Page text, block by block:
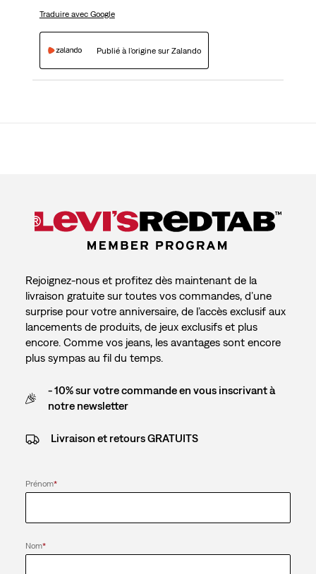
Traduire avec Google
Publié à l'origine sur Zalando
Rejoignez-nous et profitez dès maintenant de la
livraison gratuite sur toutes vos commandes, d’une
surprise pour votre anniversaire, de l’accès exclusif aux
lancements de produits, de jeux exclusifs et plus
encore. Comme vos jeans, les avantages sont encore
plus sympas au fil du temps.
- 10% sur votre commande en vous inscrivant à
notre newsletter
Livraison et retours GRATUITS
Prénom*
Nom*